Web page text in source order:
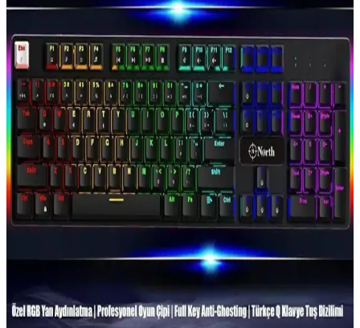
Redragon K617 Fizz Mekanik Klavye İncelemesi:
Kompakt ve Güçlü Tasarım Özellikleri
Redragon K617 Fizz, yüksek performanslı mekanik anahtarlar ve
RGB aydınlatma ile öne çıkan, kompakt ve dayanıklı tasarımıyla
hem oyun hem de ofis kullanımı için ideal bir klavyedir.
Philips SPK8403 ve Rampage KB-R86 Mekanik
Klavye Karşılaştırması
Philips SPK8403 ve Rampage KB-R86 klavyeleri, aydınlatma, tuş
yapısı ve performans açısından karşılaştırıldı. Kullanıcı yorumlarıyla
ürünlerin avantajları ve sorunları özetleniyor.
Razer BlackWidow V3 Green Switch Mekanik
Klavye Özellikleri ve Kullanım Avantajları
Razer BlackWidow V3 Green Switch, yüksek tepki hızı ve
dayanıklılığıyla öne çıkan mekanik klavye, ergonomik tasarımı ve
kişiselleştirilebilir RGB ışıklandırmasıyla oyun ve profesyonel
kullanımda tercih edilir.